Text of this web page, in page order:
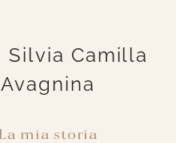
Silvia Camilla
Avagnina
La mia storia